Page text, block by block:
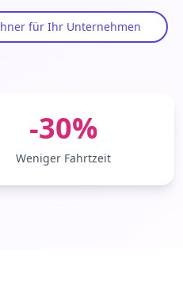
für Ihr Unternehmen
-30%
Weniger Fahrtzeit